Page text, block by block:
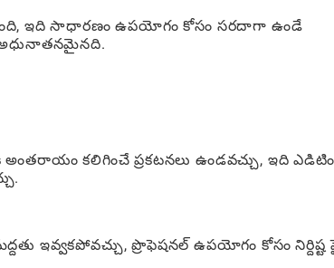
ఇది సాధారణం ఉపయోగం కోసం సరదాగా ఉండే
అధునాతనమైనది.
కలిగించే ప్రకటనలు ఉండవచ్చు, ఇది
ఇవ్వకపోవచ్చు, ప్రొఫెషనల్ ఉపయోగం కోసం నిర్దిష్ట